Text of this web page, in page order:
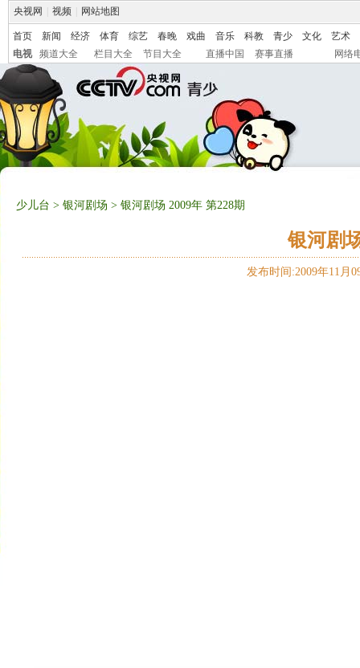
央视网 视频 网站地图
首页 新闻 经济 体育 综艺 春晚 戏曲 音乐 科教 青少 文化
艺术
电视
频道大全 栏目大全 节目大全 直播中国 赛事直播 网络
少儿台 > 银河剧场 > 银河剧场 2009年 第228期
银河剧
发布时间:2009年11月